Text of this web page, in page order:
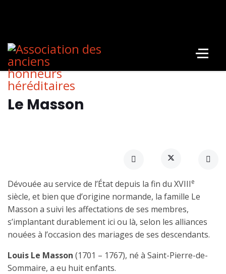
Le Masson
Dévouée au service de l’État depuis la fin du XVIIIe
siècle, et bien que d’origine normande, la famille Le
Masson a suivi les affectations de ses membres,
s’implantant durablement ici ou là, selon les alliances
nouées à l’occasion des mariages de ses descendants.
Louis Le Masson (1701 – 1767), né à Saint-Pierre-de-
Sommaire, a eu huit enfants.